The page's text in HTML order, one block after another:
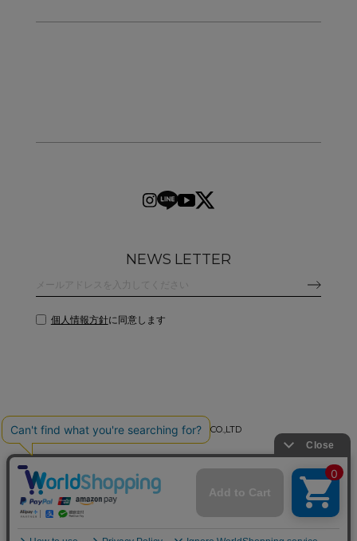
NEWS LETTER
個人情報方針に同意します
©2026 CLANE DESIGN CO.,LTD